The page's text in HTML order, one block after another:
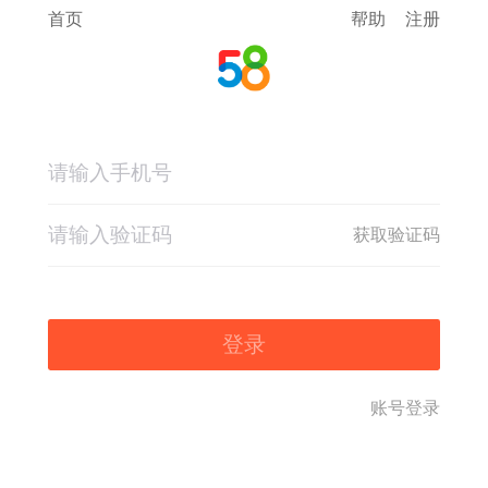
首页 帮助 注册
获取验证码
登录
账号登录